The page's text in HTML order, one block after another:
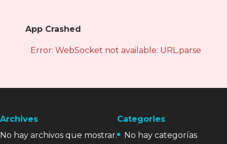
App Crashed
Error: WebSocket not available: URL.parse is
Archives
No hay archivos que mostrar.
Categories
No hay categorías